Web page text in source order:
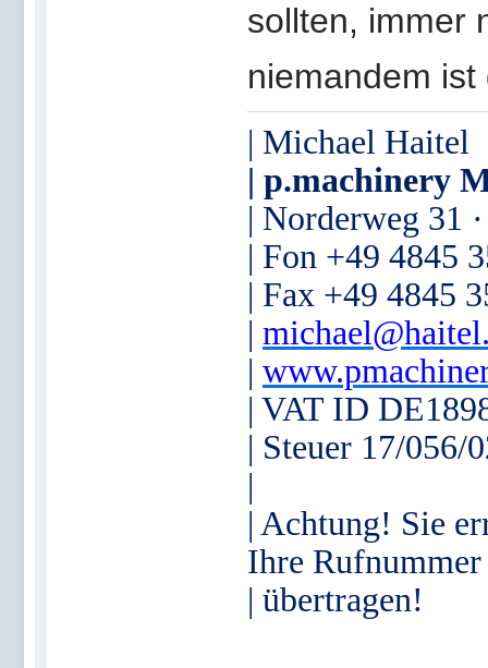
sollten, immer
niemandem ist
| Michael Haitel
| p.machinery
| Norderweg 31
| Fon +49 4845
| Fax +49 4845
|
|
| VAT ID
| Steuer 17/056/
|
| Achtung! Sie
Ihre Rufnummer
| übertragen!